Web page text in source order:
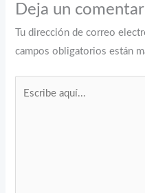
Deja un
Tu dirección de correo
campos obligatorios están